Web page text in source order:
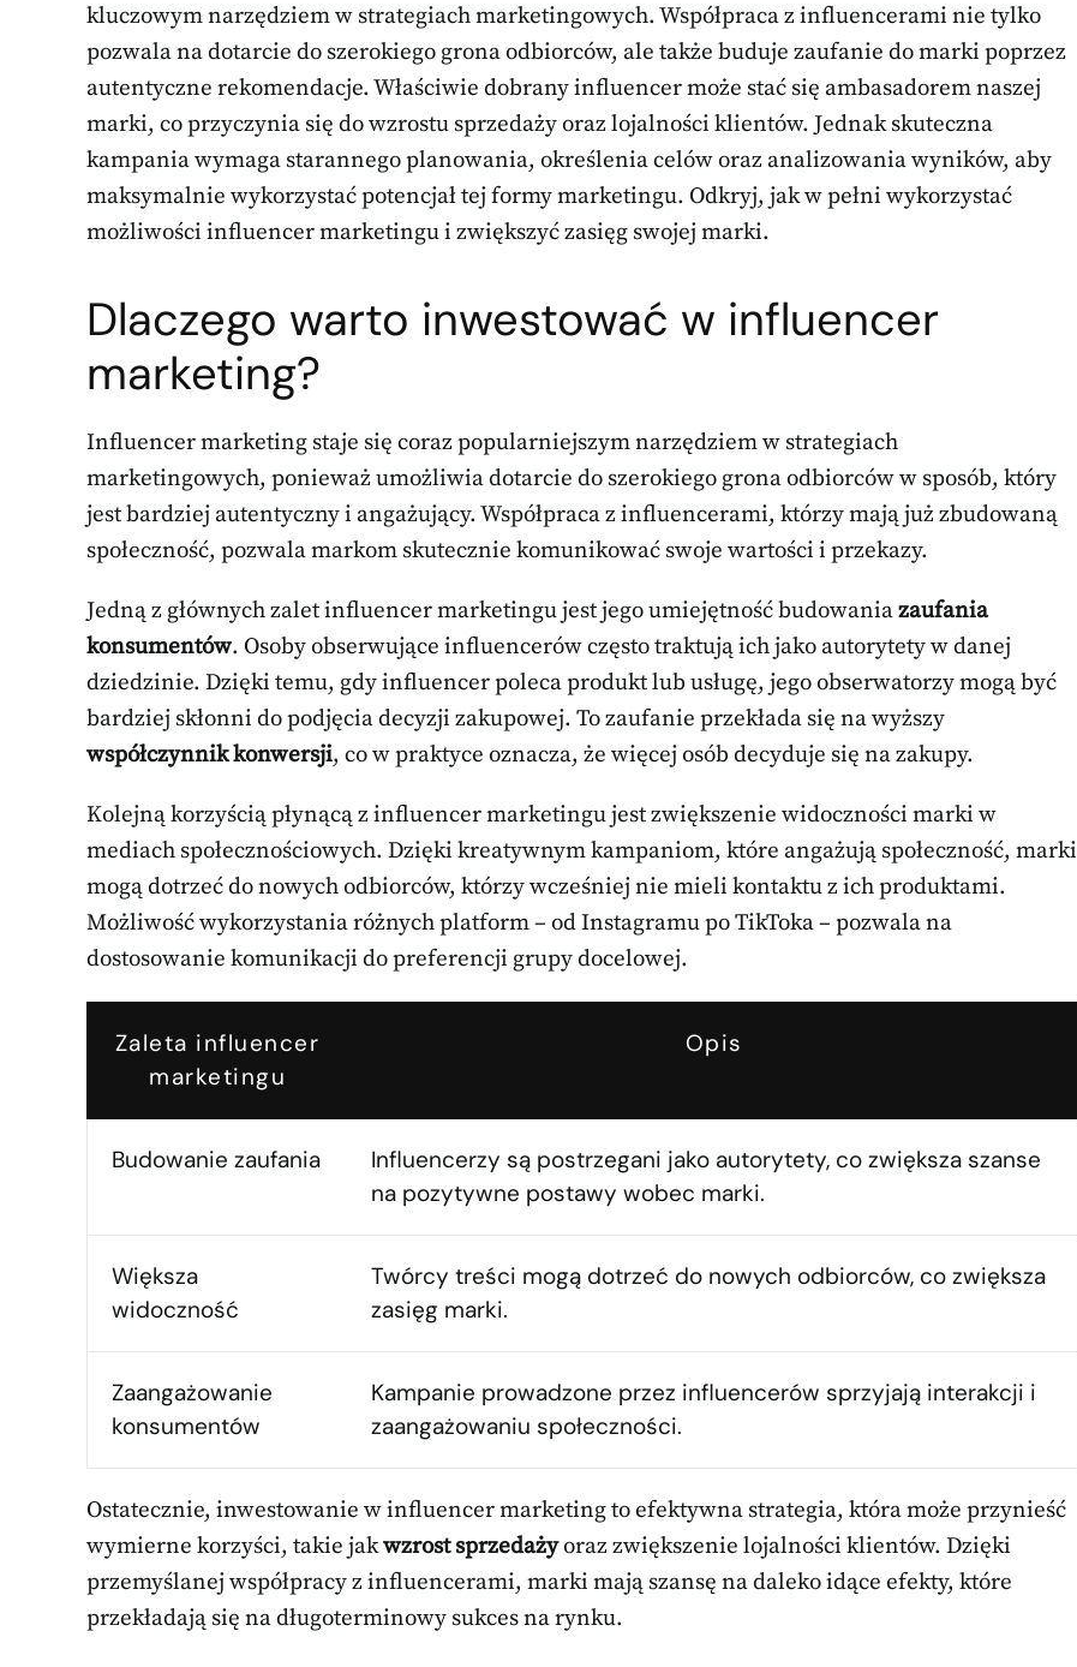
kluczowym narzędziem w strategiach marketingowych. Współpraca z influencerami nie tylko
pozwala na dotarcie do szerokiego grona odbiorców, ale także buduje zaufanie do marki poprzez
autentyczne rekomendacje. Właściwie dobrany influencer może stać się ambasadorem naszej
marki, co przyczynia się do wzrostu sprzedaży oraz lojalności klientów. Jednak skuteczna
kampania wymaga starannego planowania, określenia celów oraz analizowania wyników, aby
maksymalnie wykorzystać potencjał tej formy marketingu. Odkryj, jak w pełni wykorzystać
możliwości influencer marketingu i zwiększyć zasięg swojej marki.
Dlaczego warto inwestować w influencer
marketing?
Influencer marketing staje się coraz popularniejszym narzędziem w strategiach
marketingowych, ponieważ umożliwia dotarcie do szerokiego grona odbiorców w sposób, który
jest bardziej autentyczny i angażujący. Współpraca z influencerami, którzy mają już zbudowaną
społeczność, pozwala markom skutecznie komunikować swoje wartości i przekazy.
Jedną z głównych zalet influencer marketingu jest jego umiejętność budowaniazaufania
konsumentów. Osoby obserwujące influencerów często traktują ich jako autorytety w danej
dziedzinie. Dzięki temu, gdy influencer poleca produkt lub usługę, jego obserwatorzy mogą być
bardziej skłonni do podjęcia decyzji zakupowej. To zaufanie przekłada się na wyższy
współczynnik konwersji, co w praktyce oznacza, że więcej osób decyduje się na zakupy.
Kolejną korzyścią płynącą z influencer marketingu jest zwiększenie widoczności marki w
mediach społecznościowych. Dzięki kreatywnym kampaniom, które angażują społeczność, marki
mogą dotrzeć do nowych odbiorców, którzy wcześniej nie mieli kontaktu z ich produktami.
Możliwość wykorzystania różnych platform – od Instagramu po TikToka – pozwala na
dostosowanie komunikacji do preferencji grupy docelowej.
Zaleta influencer
marketingu
Opis
Budowanie zaufania
Influencerzy są postrzegani jako autorytety, co zwiększa szanse
na pozytywne postawy wobec marki.
Większa
widoczność
Twórcy treści mogą dotrzeć do nowych odbiorców, co zwiększa
zasięg marki.
Zaangażowanie
konsumentów
Kampanie prowadzone przez influencerów sprzyjają interakcji i
zaangażowaniu społeczności.
Ostatecznie, inwestowanie w influencer marketing to efektywna strategia, która może przynieść
wymierne korzyści, takie jakwzrost sprzedażyoraz zwiększenie lojalności klientów. Dzięki
przemyślanej współpracy z influencerami, marki mają szansę na daleko idące efekty, które
przekładają się na długoterminowy sukces na rynku.